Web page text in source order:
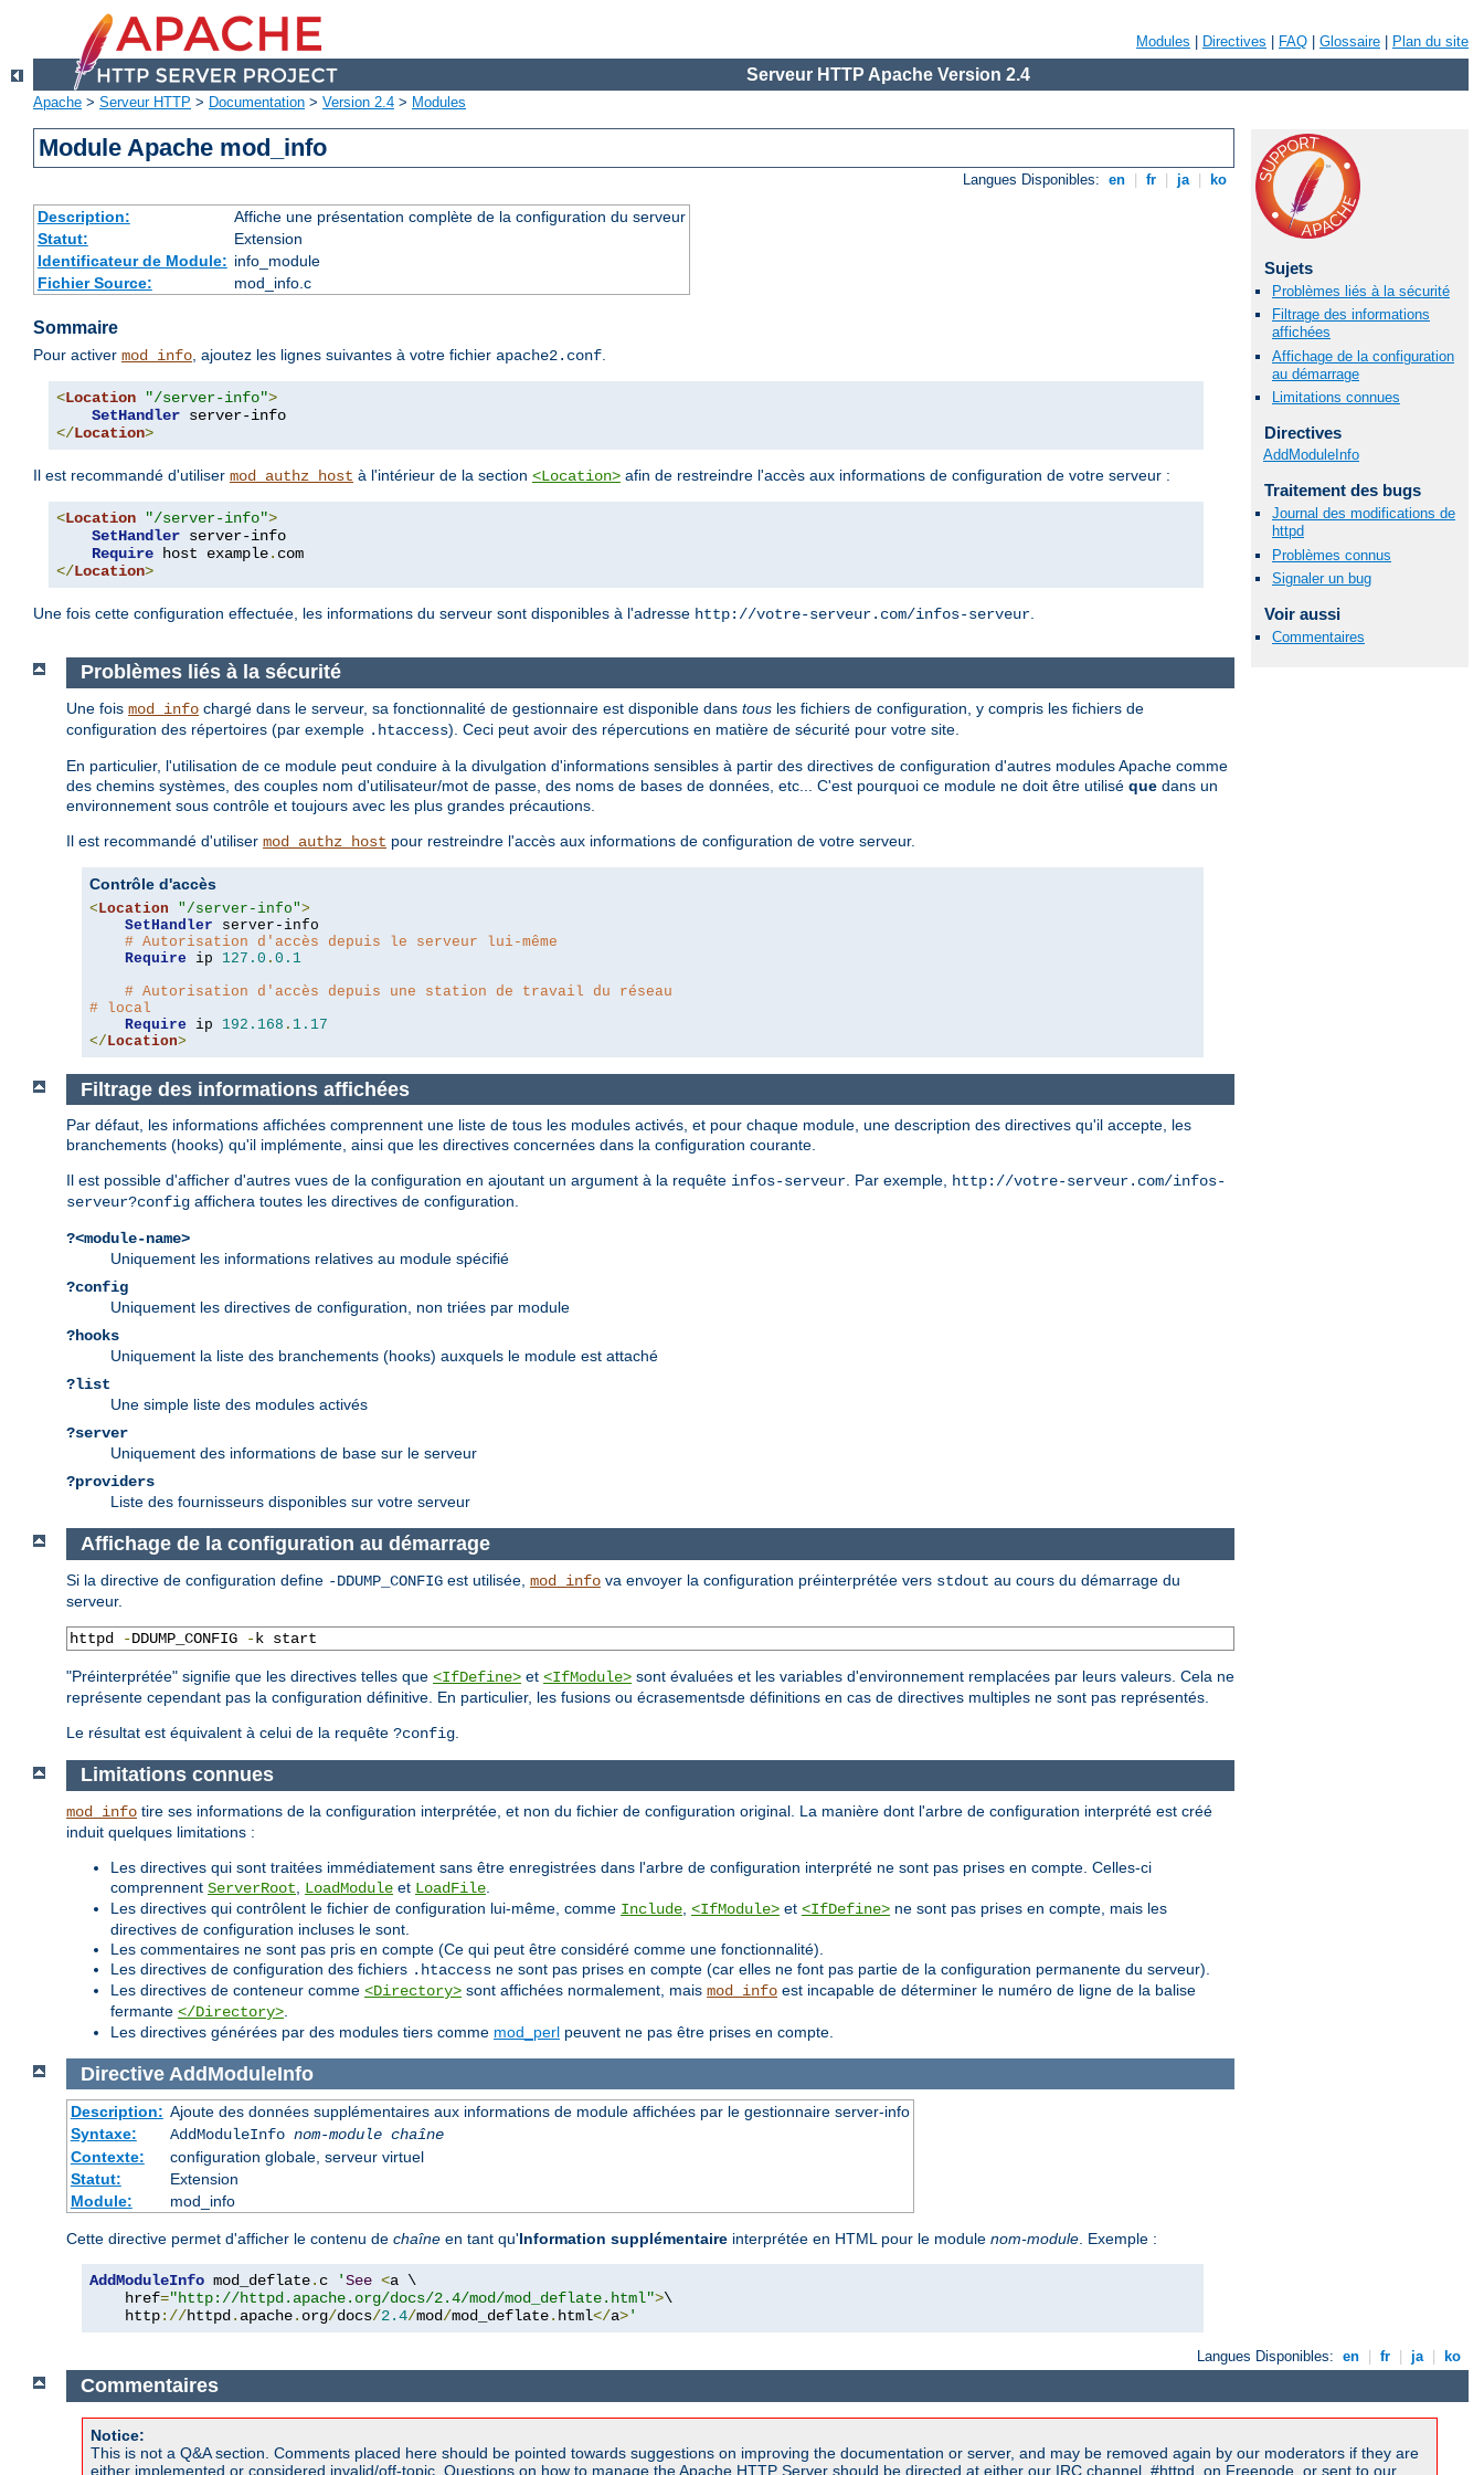
Modules Directives FAQ Glossaire Plan du site
Serveur HTTP Apache Version 2.4
Apache > Serveur HTTP > Documentation > Version 2.4 > Modules
Module Apache mod_info
Langues Disponibles: en fr ja ko
Description:
Affiche une présentation complète de la configuration du serveur
Statut:
Extension
Identificateur de Module: info_module
Fichier Source:
mod_info.c
Sommaire
Pour activer mod_info, ajoutez les lignes suivantes à votre fichier apache2.conf.
<Location "/server-info">
SetHandler
</Location>
Il est recommandé d'utiliser mod_authz_host à l'intérieur de la section <Location> afin de restreindre l'accès aux informations de configuration de votre serveur :
<Location "/server-info">
SetHandler server-info
Require host example.
</Location>
Une fois cette configuration effectuée, les informations du serveur sont disponibles à l'adresse http://votre-serveur.com/infos-serveur.
Sujets
Problèmes liés à la sécurité
Filtrage des informations
affichées
Affichage de la configuration
au démarrage
Limitations connues
Directives
AddModuleInfo
Traitement des bugs
Journal des modifications de
httpd
Problèmes connus
Signaler un bug
Voir aussi
Commentaires
Problèmes liés à la sécurité
Une fois mod_info chargé dans le serveur, sa fonctionnalité de gestionnaire est disponible dans tous les fichiers de configuration, y compris les fichiers de
configuration des répertoires (par exemple .htaccess). Ceci peut avoir des répercutions en matière de sécurité pour votre site.
En particulier, l'utilisation de ce module peut conduire à la divulgation d'informations sensibles à partir des directives de configuration d'autres modules Apache comme
des chemins systèmes, des couples nom d'utilisateur/mot de passe, des noms de bases de données, etc... C'est pourquoi ce module ne doit être utilisé que dans un
environnement sous contrôle et toujours avec les plus grandes précautions.
Il est recommandé d'utiliser mod_authz_host pour restreindre l'accès aux informations de configuration de votre serveur.
Contrôle d'accès
< Location "/server-info">
SetHandler server-info
# Autorisation d'accès depuis le serveur lui-même
Require ip 127.0 . 0.1
# Autorisation d'accès depuis une station de travail du réseau
# local
Require ip 192.168 . 1.17
</ Location>
Filtrage des informations affichées
Par défaut, les informations affichées comprennent une liste de tous les modules activés, et pour chaque module, une description des directives qu'il accepte, les
branchements (hooks) qu'il implémente, ainsi que les directives concernées dans la configuration courante.
Il est possible d'afficher d'autres vues de la configuration en ajoutant un argument à la requête infos-serveur. Par exemple, http://votre-serveur.com/infos-
serveur?config affichera toutes les directives de configuration.
?<module-name>
Uniquement les informations relatives au module spécifié
?config
Uniquement les directives de configuration, non triées par module
?hooks
Uniquement la liste des branchements (hooks) auxquels le module est attaché
?list
Une simple liste des modules activés
?server
Uniquement des informations de base sur le serveur
?providers
Liste des fournisseurs disponibles sur votre serveur
Affichage de la configuration au démarrage
Si la directive de configuration define -DDUMP_CONFIG est utilisée, mod_info va envoyer la configuration préinterprétée vers stdout au cours du démarrage du
serveur.
httpd -DDUMP_CONFIG -k start
"Préinterprétée" signifie que les directives telles que <IfDefine> et <IfModule> sont évaluées et les variables d'environnement remplacées par leurs valeurs. Cela ne
représente cependant pas la configuration définitive. En particulier, les fusions ou écrasementsde définitions en cas de directives multiples ne sont pas représentés.
Le résultat est équivalent à celui de la requête ?config
Limitations connues
mod_info tire ses informations de la configuration interprétée, et non du fichier de configuration original. La manière dont l'arbre de configuration interprété est créé
induit quelques limitations :
Les directives qui sont traitées immédiatement sans être enregistrées dans l'arbre de configuration interprété ne sont pas prises en compte. Celles-ci
comprennent ServerRoot LoadModule et LoadFile
Les directives qui contrôlent le fichier de configuration lui-même, comme Include <IfModule> et <IfDefine> ne sont pas prises en compte, mais les
directives de configuration incluses le sont.
Les commentaires ne sont pas pris en compte (Ce qui peut être considéré comme une fonctionnalité).
Les directives de configuration des fichiers .htaccess ne sont pas prises en compte (car elles ne font pas partie de la configuration permanente du serveur).
Les directives de conteneur comme <Directory> sont affichées normalement, mais mod_info est incapable de déterminer le numéro de ligne de la balise
fermante </Directory>
Les directives générées par des modules tiers comme mod_perl peuvent ne pas être prises en compte.
Directive AddModuleInfo
Description: Ajoute des données supplémentaires aux informations de module affichées par le gestionnaire server-info
Syntaxe:
AddModuleInfo nom-module chaîne
Contexte:
configuration globale, serveur virtuel
Statut:
Extension
Module:
mod_info
Cette directive permet d'afficher le contenu de chaîne en tant qu'Information supplémentaire interprétée en HTML pour le module nom-module. Exemple :
AddModuleInfo mod_deflate. c 'See <a \
    href
="http://httpd.apache.org/docs/2.4/mod/mod_deflate.html">\
    http
://httpd. apache. org/docs/2.4/mod/mod_deflate. html</a>'
Langues Disponibles: en fr ja ko
Commentaires
Notice:
This is not a Q&A section. Comments placed here should be pointed towards suggestions on improving the documentation or server, and may be removed again by our moderators if they are
either implemented or considered invalid/off-topic. Questions on how to manage the Apache HTTP Server should be directed at either our IRC channel, #httpd, on Freenode, or sent to our